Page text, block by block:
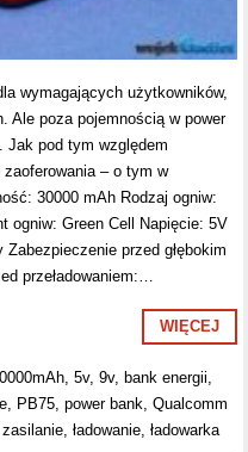
wymagających użytkowników,
Ale poza pojemnością w power
Jak pod tym względem
– o tym w
30000 mAh Rodzaj ogniw:
ogniw: Green Cell Napięcie: 5V
przed głębokim
przeładowaniem:…
WIĘCEJ
,5v,9v, bank energii
PB75 ,power bank ,Qualcomm
,zasilanie ,ładowanie ,ładowarka